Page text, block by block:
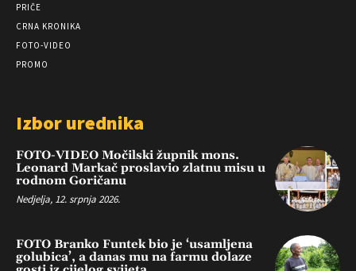
PRIČE
CRNA KRONIKA
FOTO-VIDEO
PROMO
Izbor urednika
FOTO-VIDEO Močilski župnik mons.
Leonard Markač proslavio zlatnu misu u
rodnom Goričanu
Nedjelja, 12. srpnja 2026.
FOTO Branko Funtek bio je ‘usamljena
golubica’, a danas mu na farmu dolaze